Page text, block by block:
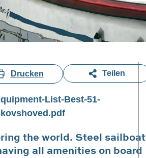
Drucken Teilen
List-Best-51-
the world. Steel sailboat
all amenities on board